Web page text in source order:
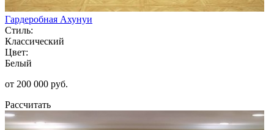
Гардеробная Ахунуи
Стиль:
Классический
Цвет:
Белый
от 200 000 руб.
Рассчитать